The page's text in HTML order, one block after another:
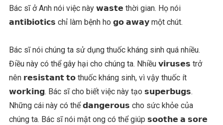
Bác sĩ ở Anh nói việc này 𝘄𝗮𝘀𝘁𝗲 thời gian. Họ nói
𝗮𝗻𝘁𝗶𝗯𝗶𝗼𝘁𝗶𝗰𝘀 chỉ làm bệnh ho 𝗴𝗼 𝗮𝘄𝗮𝘆 một chút.
Bác sĩ nói chúng ta sử dụng thuốc kháng sinh quá nhiều.
Điều này có thể gây hại cho chúng ta. Nhiều 𝘃𝗶𝗿𝘂𝘀𝗲𝘀 trở
nên 𝗿𝗲𝘀𝗶𝘀𝘁𝗮𝗻𝘁 𝘁𝗼 thuốc kháng sinh, vì vậy thuốc ít
𝘄𝗼𝗿𝗸𝗶𝗻𝗴. Bác sĩ cho biết việc này tạo 𝘀𝘂𝗽𝗲𝗿𝗯𝘂𝗴𝘀.
Những cái này có thể 𝗱𝗮𝗻𝗴𝗲𝗿𝗼𝘂𝘀 cho sức khỏe của
chúng ta. Bác sĩ nói mật ong có thể giúp 𝘀𝗼𝗼𝘁𝗵𝗲 𝗮 𝘀𝗼𝗿𝗲